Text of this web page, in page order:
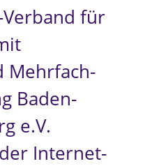
für
Mehrfach-
Baden-
e.V.
Internet-